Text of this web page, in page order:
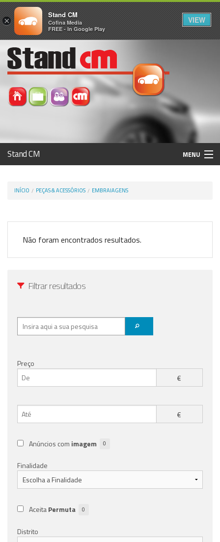
Stand CM MENU
Registo / Login
Anunciar Agora
INÍCIO PEÇAS & ACESSÓRIOS EMBRAIAGENS
Não foram encontrados resultados.
Filtrar resultados
Preço
€
€
Anúncios com imagem 0
Finalidade
AceitaPermuta 0
Distrito
×
Stand CM
Cofina Media
FREE - In Google Play
VIEW